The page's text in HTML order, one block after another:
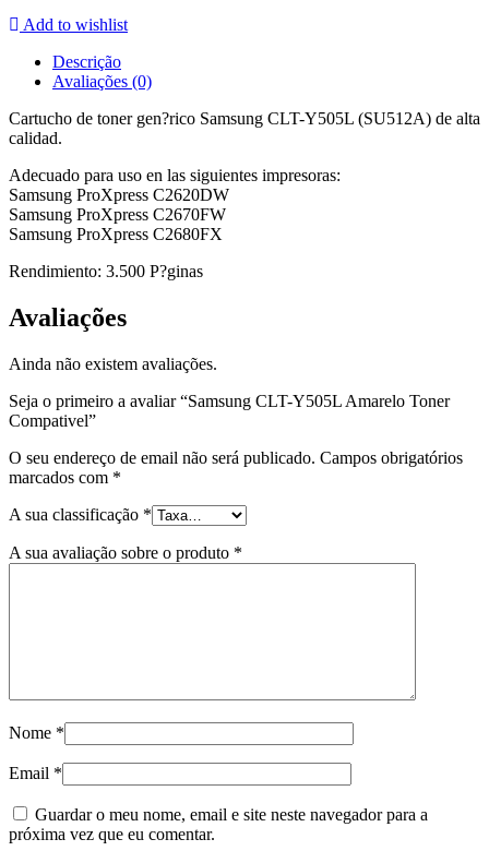
Add to wishlist
Descrição
Avaliações (0)
Cartucho de toner gen?rico Samsung CLT-Y505L (SU512A) de alta
calidad.
Adecuado para uso en las siguientes impresoras:
Samsung ProXpress C2620DW
Samsung ProXpress C2670FW
Samsung ProXpress C2680FX
Rendimiento: 3.500 P?ginas
Avaliações
Ainda não existem avaliações.
Seja o primeiro a avaliar “Samsung CLT-Y505L Amarelo Toner
Compativel”
O seu endereço de email não será publicado. Campos obrigatórios
marcados com *
A sua classificação *
A sua avaliação sobre o produto *
Nome *
Email *
Guardar o meu nome, email e site neste navegador para a
próxima vez que eu comentar.